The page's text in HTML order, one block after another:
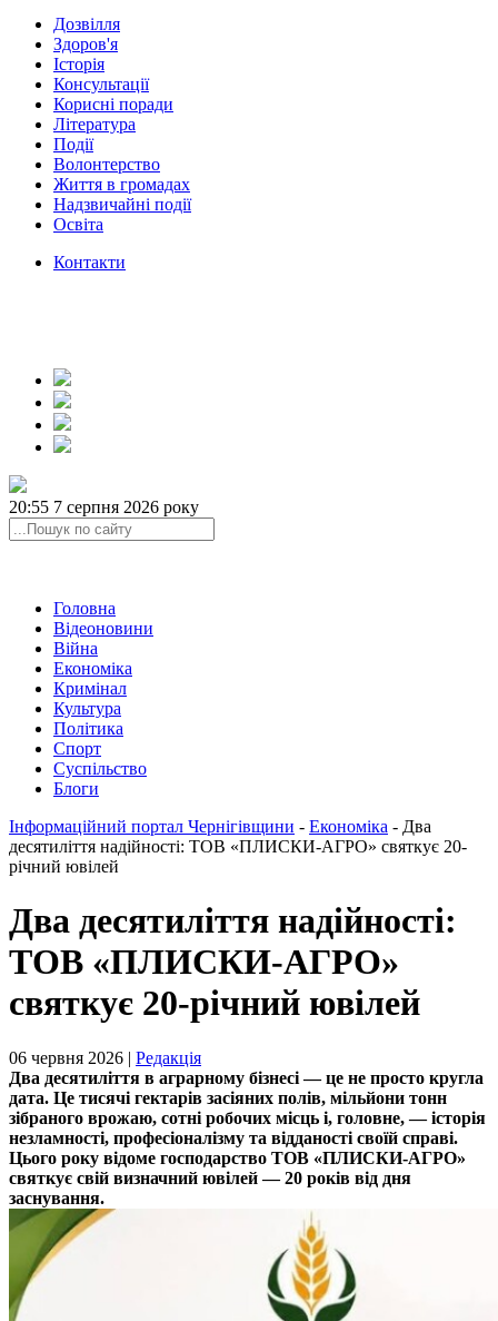
Дозвілля
Здоров'я
Історія
Консультації
Корисні поради
Література
Події
Волонтерство
Життя в громадах
Надзвичайні події
Освіта
Контакти
20:55 7 серпня 2026 року
Головна
Відеоновини
Війна
Економіка
Кримінал
Культура
Політика
Спорт
Суспільство
Блоги
Інформаційний портал Чернігівщини - Економіка - Два
десятиліття надійності: ТОВ «ПЛИСКИ-АГРО» святкує 20-
річний ювілей
Два десятиліття надійності:
ТОВ «ПЛИСКИ-АГРО»
святкує 20-річний ювілей
06 червня 2026 | Редакція
Два десятиліття в аграрному бізнесі — це не просто кругла
дата. Це тисячі гектарів засіяних полів, мільйони тонн
зібраного врожаю, сотні робочих місць і, головне, — історія
незламності, професіоналізму та відданості своїй справі.
Цього року відоме господарство ТОВ «ПЛИСКИ-АГРО»
святкує свій визначний ювілей — 20 років від дня
заснування.